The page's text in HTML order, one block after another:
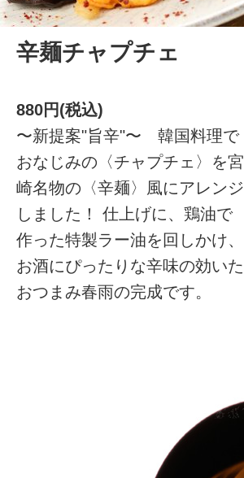
辛麺チャプチェ
880円(税込)
〜新提案"旨辛"〜 韓国料理で
おなじみの〈チャプチェ〉を宮
崎名物の〈辛麺〉風にアレンジ
しました！ 仕上げに、鶏油で
作った特製ラー油を回しかけ、
お酒にぴったりな辛味の効いた
おつまみ春雨の完成です。